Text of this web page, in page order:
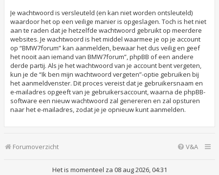
Je wachtwoord is versleuteld (en kan niet worden ontsleuteld)
waardoor het op een veilige manier is opgeslagen. Toch is het niet
aan te raden dat je hetzelfde wachtwoord gebruikt op meerdere
websites. Je wachtwoord is het middel waarmee je op je account
op “BMW7forum” kan aanmelden, bewaar het dus veilig en geef
het nooit aan iemand van BMW7forum”, phpBB of een andere
derde partij. Als je het wachtwoord van je account bent vergeten,
kun je de “Ik ben mijn wachtwoord vergeten”-optie gebruiken bij
het aanmeldvenster. Dit proces vereist dat je gebruikersnaam en
e-mailadres opgeeft van je gebruikersaccount, waarna de phpBB-
software een nieuw wachtwoord zal genereren en zal opsturen
naar het e-mailadres, zodat je je opnieuw kunt aanmelden.
Forumoverzicht V&A
Het is momenteel za 08 aug 2026, 04:31